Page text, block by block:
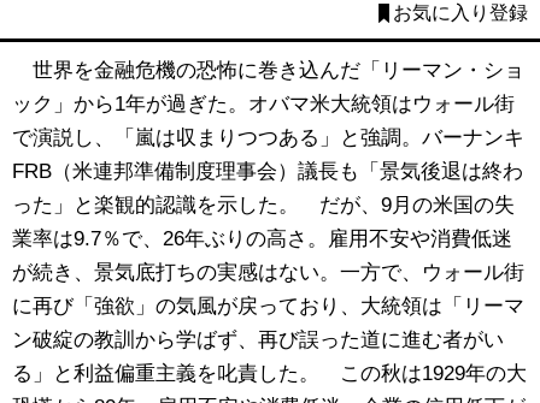
お気に入り登録
世界を金融危機の恐怖に巻き込んだ「リーマン・ショ
ック」から1年が過ぎた。オバマ米大統領はウォール街
で演説し、「嵐は収まりつつある」と強調。バーナンキ
FRB（米連邦準備制度理事会）議長も「景気後退は終わ
った」と楽観的認識を示した。 だが、9月の米国の失
業率は9.7％で、26年ぶりの高さ。雇用不安や消費低迷
が続き、景気底打ちの実感はない。一方で、ウォール街
に再び「強欲」の気風が戻っており、大統領は「リーマ
ン破綻の教訓から学ばず、再び誤った道に進む者がい
る」と利益偏重主義を叱責した。 この秋は1929年の大